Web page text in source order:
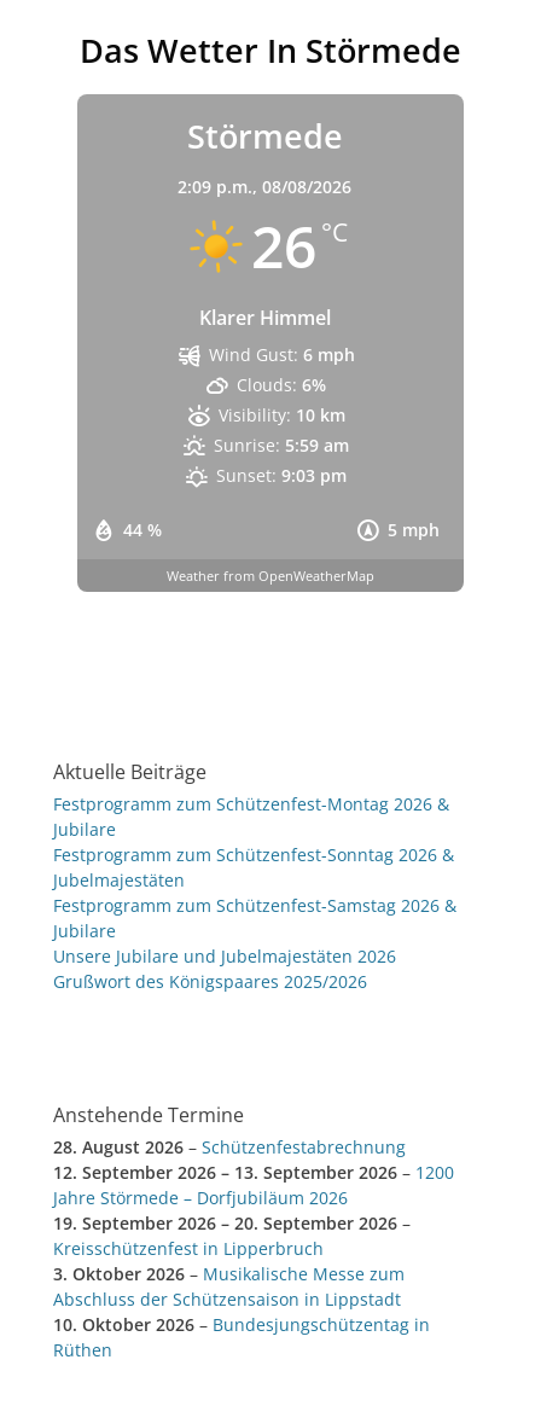
Das Wetter In Störmede
Störmede
2:09 p.m., 08/08/2026
26 °C
Klarer Himmel
44 % 5 mph
Wind Gust: 6 mph
Clouds: 6%
Visibility: 10 km
Sunrise: 5:59 am
Sunset: 9:03 pm
Weather from OpenWeatherMap
Aktuelle Beiträge
Festprogramm zum Schützenfest-Montag 2026 &
Jubilare
Festprogramm zum Schützenfest-Sonntag 2026 &
Jubelmajestäten
Festprogramm zum Schützenfest-Samstag 2026 &
Jubilare
Unsere Jubilare und Jubelmajestäten 2026
Grußwort des Königspaares 2025/2026
Anstehende Termine
28. August 2026 – Schützenfestabrechnung
12. September 2026 – 13. September 2026 – 1200
Jahre Störmede – Dorfjubiläum 2026
19. September 2026 – 20. September 2026 –
Kreisschützenfest in Lipperbruch
3. Oktober 2026 – Musikalische Messe zum
Abschluss der Schützensaison in Lippstadt
10. Oktober 2026 – Bundesjungschützentag in
Rüthen